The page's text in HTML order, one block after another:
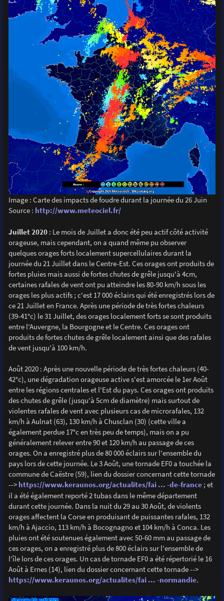
Image : Carte des impacts de foudre durant la journée du 26 Juin
Source : http://www.meteociel.fr/
Juillet 2020: Le mois de Juillet a donc été peu actif côté activité
orageuse, mais cependant, on a quand même pu observer
quelques orages forts localement supercellulaires durant la
journée du 21 Juillet dans le Centre-Est. Ces orages ont produits de
fortes pluies mais aussi de fortes chutes de grêle jusqu'à 4cm,
certaines rafales de vent ont pu atteindre les 80-90 km/h sous les
orages les plus actifs ; c'est 17 000 éclairs qui été enregistrés lors de
ce 21 Juillet en France. Après une période de très fortes chaleurs
(39-41°c) le 31 Juillet, des orages localement forts se sont produits
entre l'Auvergne, la Bourgogne et le Centre. Ces orages ont
produits de fortes chutes de grêle localement ainsi que des rafales
de vent jusqu'à 100 km/h.
Août 2020 : Après une nouvelle période de très fortes chaleurs (40-
42°c), une dégradation orageuse active s'est amorcée le 1er Août
entre les régions centrales et l'Est du pays. Ces orages ont produits
des chutes de grêle (jusqu'à 5cm de diamètre) mais surtout de
violentes rafales de vent avec plusieurs cas de microrafales, 132
km/h à Aulnat (63), 130 km/h à Chusclan (30) (cette ville a
également perdue 17°c en très peu de temps), mais on a pu
généralement relever entre 90 et 120 km/h au passage de ces
orages. On a enregistré plus de 80 000 éclairs sur l'ensemble du
pays lors de cette journée. Le 3 Août, une tornade EF0 a touchée la
commune de Caëstre (59), lien du dossier concernant cette tornade
--> https://www.keraunos.org/actualites/fai ... -de-france; et
il a été également reporté 2 tubas dans le même département
durant cette journée. Dans la nuit du 29 au 30 Août, de violents
orages affectent la Corse en produisant de puissantes rafales, 132
km/h à Ajaccio, 113 km/h à Bocognagno et 104 km/h à Conca. Les
pluies ont été soutenues également avec 50-60 mm au passage de
ces orages, on a enregistré plus de 800 éclairs sur l'ensemble de
l'île lors de ces orages. Un cas de tornade EF0 a été répertorié le 16
Août à Ernes (14), lien du dossier concernant cette tornade -->
https://www.keraunos.org/actualites/fai ... -normandie.